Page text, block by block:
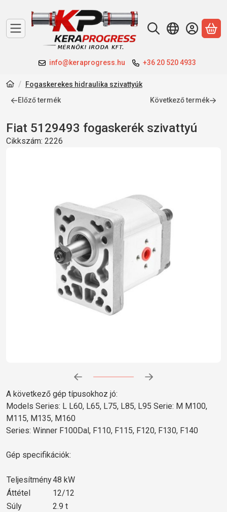
info@keraprogress.hu +36 20 520 4933
A
Fogaskerekes hidraulika szivattyúk
Előző termék
Következő termék
Fiat 5129493 fogaskerék szivattyú
Cikkszám: 2226
A következő gép típusokhoz jó:
Models Series: L L60, L65, L75, L85, L95 Serie: M M100,
M115, M135, M160
Series: Winner F100Dal, F110, F115, F120, F130, F140
Gép specifikációk:
Teljesítmény48 kW
Áttétel
12/12
Súly
2.9 t